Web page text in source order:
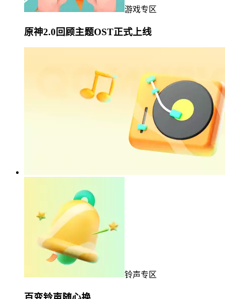
游戏专区
原神2.0回顾主题OST正式上线
铃声专区